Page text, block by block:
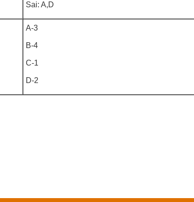
Sai: A,D
A-3
B-4
C-1
D-2